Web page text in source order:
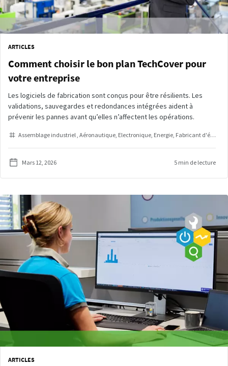
ARTICLES
Comment choisir le bon plan TechCover pour
votre entreprise
Les logiciels de fabrication sont conçus pour être résilients. Les
validations, sauvegardes et redondances intégrées aident à
prévenir les pannes avant qu’elles n’affectent les opérations.
Assemblage industriel Aéronautique Electronique Energie Fabricant d'équipement d'origine
Mars 12, 2026 5 min de lecture
ARTICLES